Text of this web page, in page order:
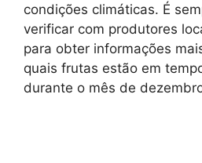
condições climáticas. É
verificar com produtores
para obter informações
quais frutas estão em
durante o mês de